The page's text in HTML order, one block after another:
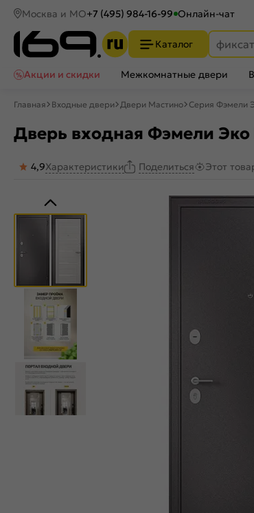
Москва и МО+7 (495) 984-16-99 Онлайн-чат
Каталог
Акции и скидки
Межкомнатные двери
Главная Входные двери Двери Мастино Серия Фэмели
Дверь входная Фэмели
4,9Характеристики Поделиться Этот